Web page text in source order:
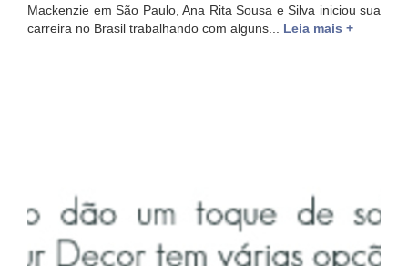
Mackenzie em São Paulo, Ana Rita Sousa e Silva iniciou sua
carreira no Brasil trabalhando com alguns...
Leia mais +